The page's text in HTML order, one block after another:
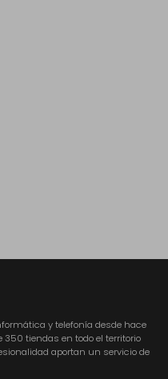
y telefonía desde hace
tiendas en todo el territorio
aportan un servicio de